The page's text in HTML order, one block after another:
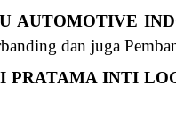
AUTOMOTIVE
dan juga
PRATAMA INTI